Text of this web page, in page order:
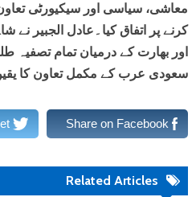
معاشی، سیاسی اور سیکیورٹی
کرنے پر اتفاق کیا۔عادل الجبیر
اور بھارت کے درمیان تمام تصفیہ
سعودی عرب کے مکمل تعاون کا یقین
Share on Facebook
Related Articles